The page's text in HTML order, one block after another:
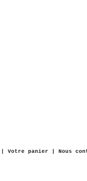
|Votre panier |Nous